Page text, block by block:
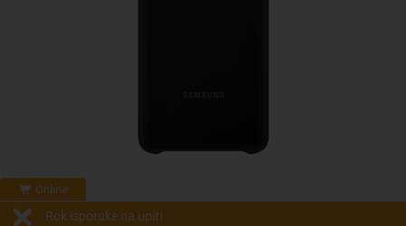
Online
Rok isporuke na upit!